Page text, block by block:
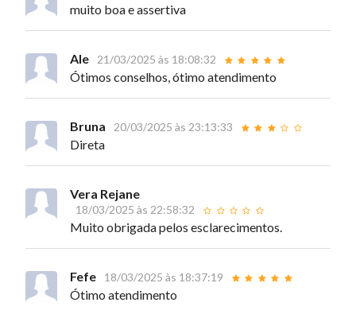
muito boa e assertiva
Ale 21/03/2025 às 18:08:32
Ótimos conselhos, ótimo atendimento
Bruna 20/03/2025 às 23:13:33
Direta
Vera Rejane
18/03/2025 às 22:58:32
Muito obrigada pelos esclarecimentos.
Fefe 18/03/2025 às 18:37:19
Ótimo atendimento